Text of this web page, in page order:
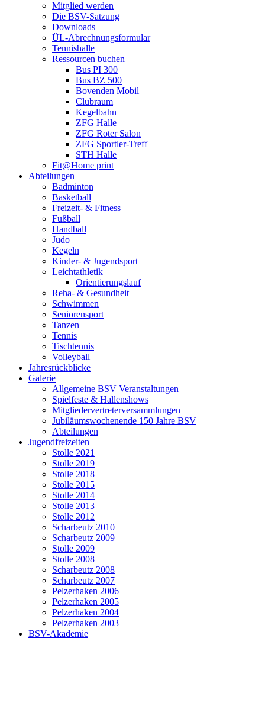
Mitglied werden
Die BSV-Satzung
Downloads
ÜL-Abrechnungsformular
Tennishalle
Ressourcen buchen
Bus PI 300
Bus BZ 500
Bovenden Mobil
Clubraum
Kegelbahn
ZFG Halle
ZFG Roter Salon
ZFG Sportler-Treff
STH Halle
Fit@Home print
Abteilungen
Badminton
Basketball
Freizeit- & Fitness
Fußball
Handball
Judo
Kegeln
Kinder- & Jugendsport
Leichtathletik
Orientierungslauf
Reha- & Gesundheit
Schwimmen
Seniorensport
Tanzen
Tennis
Tischtennis
Volleyball
Jahresrückblicke
Galerie
Allgemeine BSV Veranstaltungen
Spielfeste & Hallenshows
Mitgliedervertreterversammlungen
Jubiläumswochenende 150 Jahre BSV
Abteilungen
Jugendfreizeiten
Stolle 2021
Stolle 2019
Stolle 2018
Stolle 2015
Stolle 2014
Stolle 2013
Stolle 2012
Scharbeutz 2010
Scharbeutz 2009
Stolle 2009
Stolle 2008
Scharbeutz 2008
Scharbeutz 2007
Pelzerhaken 2006
Pelzerhaken 2005
Pelzerhaken 2004
Pelzerhaken 2003
BSV-Akademie